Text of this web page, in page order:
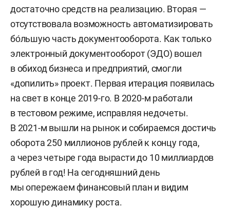
достаточно средств на реализацию. Вторая —
отсутствовала возможность автоматизировать
бо́льшую часть документооборота. Как только
электронный документооборот (ЭДО) вошел
в обиход бизнеса и предприятий, смогли
«допилить» проект. Первая итерация появилась
на свет в конце 2019-го. В 2020-м работали
в тестовом режиме, исправляя недочеты.
В 2021-м вышли на рынок и собираемся достичь
оборота 250 миллионов рублей к концу года,
а через четыре года вырасти до 10 миллиардов
рублей в год! На сегодняшний день
мы опережаем финансовый план и видим
хорошую динамику роста.